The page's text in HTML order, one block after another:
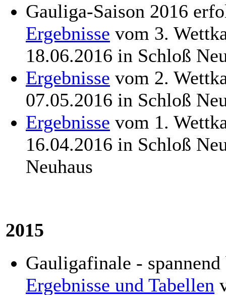
Gauliga-Saison 2016
Ergebnisse vom 3.
18.06.2016 in Schloß
Ergebnisse vom 2.
07.05.2016 in Schloß
Ergebnisse vom 1.
16.04.2016 in Schloß
Neuhaus
2015
Gauligafinale -
Ergebnisse und Tabellen